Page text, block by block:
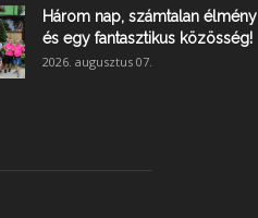
Három nap, számtalan élmény
és egy fantasztikus közösség!
2026. augusztus 07.